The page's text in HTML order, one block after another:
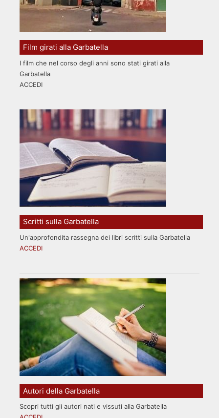
Film girati alla Garbatella
I film che nel corso degli anni sono stati girati alla
Garbatella
ACCEDI
Scritti sulla Garbatella
Un'approfondita rassegna dei libri scritti sulla Garbatella
ACCEDI
Autori della Garbatella
Scopri tutti gli autori nati e vissuti alla Garbatella